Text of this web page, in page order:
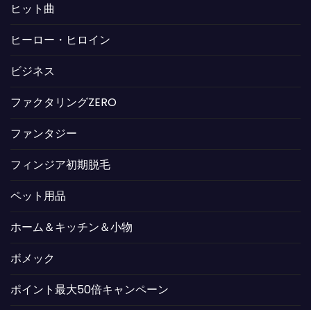
ヒット曲
ヒーロー・ヒロイン
ビジネス
ファクタリングZERO
ファンタジー
フィンジア初期脱毛
ペット用品
ホーム＆キッチン＆小物
ボメック
ポイント最大50倍キャンペーン